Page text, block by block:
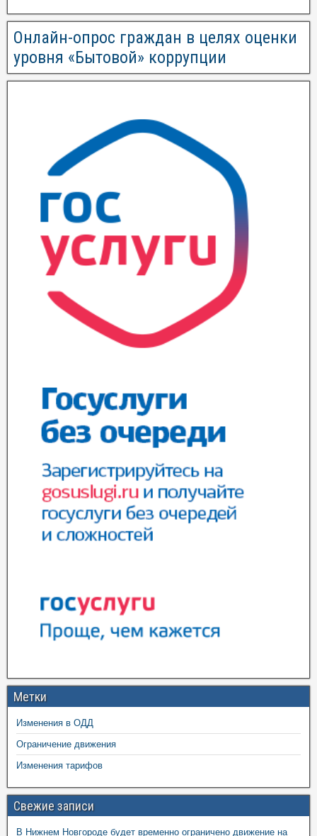
Онлайн-опрос граждан в целях оценки
уровня «Бытовой» коррупции
Метки
Изменения в ОДД
Ограничение движения
Изменения тарифов
Свежие записи
В Нижнем Новгороде будет временно ограничено движение на